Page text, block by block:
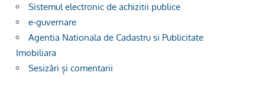
Sistemul electronic de achizitii publice
e-guvernare
Agentia Nationala de Cadastru si Publicitate
Imobiliara
Sesizări și comentarii